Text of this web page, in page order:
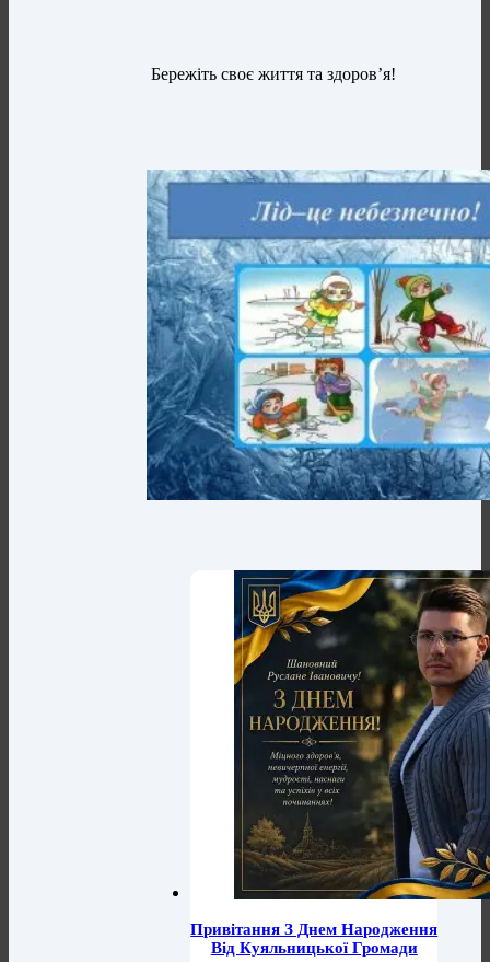
Бережіть своє життя та здоров’я!
Привітання З Днем Народження
Від Куяльницької Громади